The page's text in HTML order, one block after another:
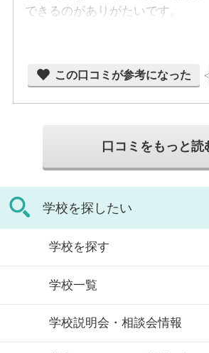
できるのがありがたいです。
この口コミが参考になった
口コミをもっと読
学校を探したい
学校を探す
学校一覧
学校説明会・相談会情報